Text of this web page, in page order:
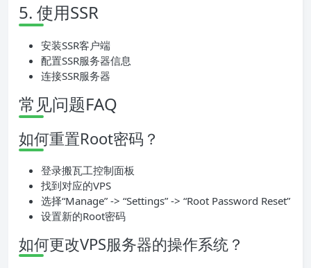
5. 使用SSR
安装SSR客户端
配置SSR服务器信息
连接SSR服务器
常见问题FAQ
如何重置Root密码？
登录搬瓦工控制面板
找到对应的VPS
选择“Manage” -> “Settings” -> “Root Password Reset”
设置新的Root密码
如何更改VPS服务器的操作系统？